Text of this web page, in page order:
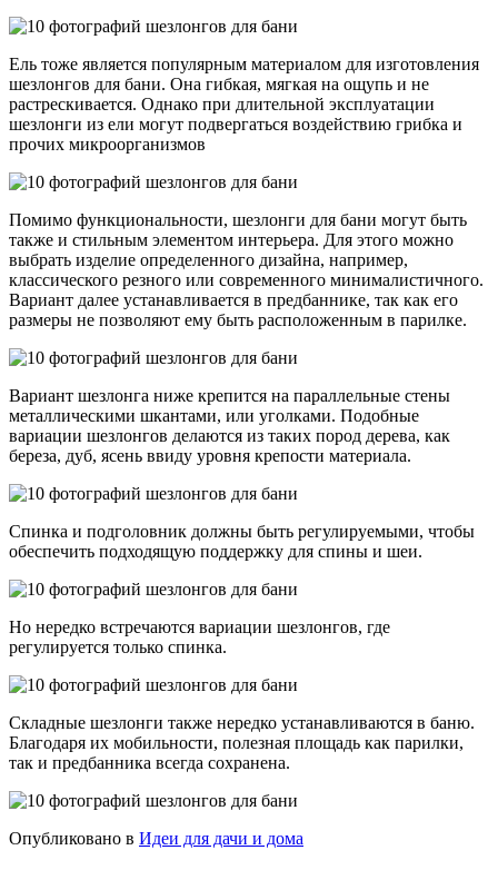
Ель тоже является популярным материалом для изготовления
шезлонгов для бани. Она гибкая, мягкая на ощупь и не
растрескивается. Однако при длительной эксплуатации
шезлонги из ели могут подвергаться воздействию грибка и
прочих микроорганизмов
Помимо функциональности, шезлонги для бани могут быть
также и стильным элементом интерьера. Для этого можно
выбрать изделие определенного дизайна, например,
классического резного или современного минималистичного.
Вариант далее устанавливается в предбаннике, так как его
размеры не позволяют ему быть расположенным в парилке.
Вариант шезлонга ниже крепится на параллельные стены
металлическими шкантами, или уголками. Подобные
вариации шезлонгов делаются из таких пород дерева, как
береза, дуб, ясень ввиду уровня крепости материала.
Спинка и подголовник должны быть регулируемыми, чтобы
обеспечить подходящую поддержку для спины и шеи.
Но нередко встречаются вариации шезлонгов, где
регулируется только спинка.
Складные шезлонги также нередко устанавливаются в баню.
Благодаря их мобильности, полезная площадь как парилки,
так и предбанника всегда сохранена.
Опубликовано в Идеи для дачи и дома